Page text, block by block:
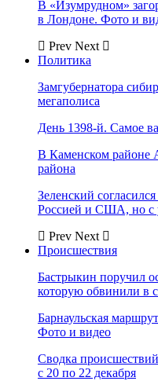
В «Изумрудном»
в Лондоне. Фото и
Prev Next
Политика
Замгубернатора
мегаполиса
День 1398-й. Самое
В Каменском районе
района
Зеленский
Россией и США, но с
Prev Next
Происшествия
Бастрыкин поручил
которую обвинили в
Барнаульская
Фото и видео
Сводка
с 20 по 22 декабря